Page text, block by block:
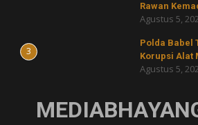
Rawan
Agustus 5,
3
Polda Babel
Korupsi Alat
Agustus 5,